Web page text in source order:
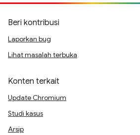
Beri kontribusi
Laporkan bug
Lihat masalah terbuka
Konten terkait
Update Chromium
Studi kasus
Arsip